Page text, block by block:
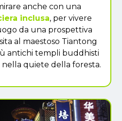
anche con una
inclusa, per vivere
da una prospettiva
al maestoso Tiantong
antichi templi buddhisti
nella quiete della foresta.